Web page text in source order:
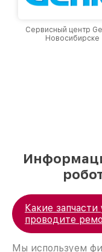
Сервисный центр
Новосибирске
Какие
проводите
Мы используем